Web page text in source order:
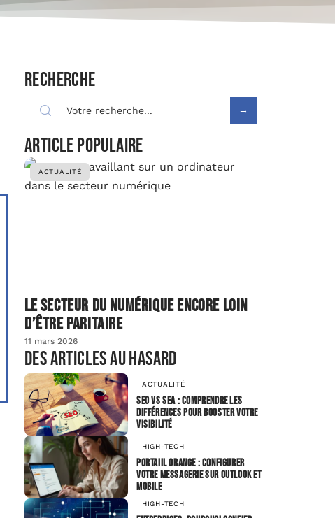
Recherche
Article populaire
ACTUALITÉ
Le secteur du numérique encore loin
d’être paritaire
11 mars 2026
Des articles au hasard
ACTUALITÉ
SEO vs SEA : comprendre les
différences pour booster votre
visibilité
HIGH-TECH
Portaiil Orange : configurer
votre messagerie sur Outlook et
mobile
HIGH-TECH